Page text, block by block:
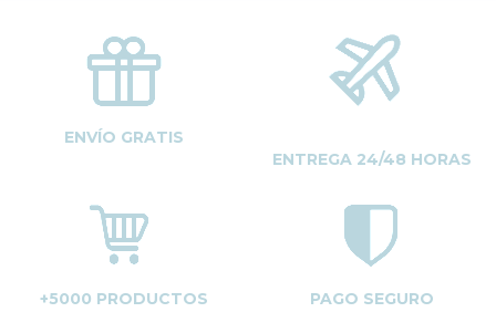
ENVÍO GRATIS
ENTREGA 24/48 HORAS
+5000 PRODUCTOS PAGO SEGURO